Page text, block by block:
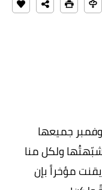
جميعها
ولكل منا
مؤخراً بإن